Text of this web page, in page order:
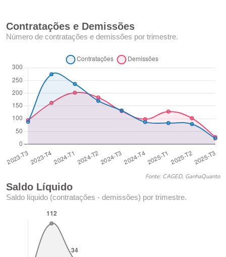
Contratações e Demissões
Número de contratações e demissões por trimestre.
Fonte: CAGED, GanhaQuanto
Saldo Líquido
Saldo líquido (contratações - demissões) por trimestre.